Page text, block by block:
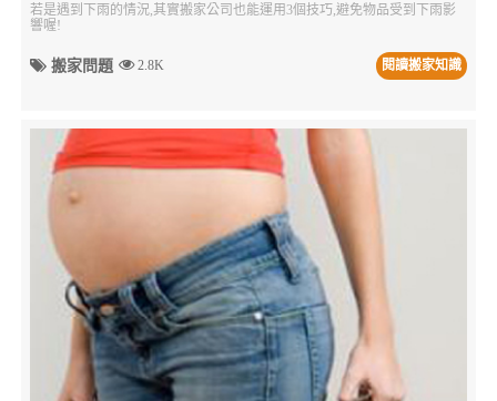
若是遇到下雨的情況,其實搬家公司也能運用3個技巧,避免物品受到下雨影
響喔!
搬家問題 2.8K 閱讀搬家知識